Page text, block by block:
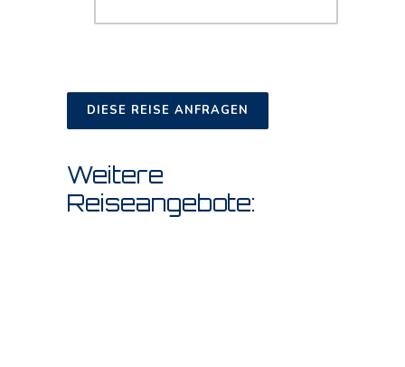
DIESE REISE ANFRAGEN
Weitere
Reiseangebote: